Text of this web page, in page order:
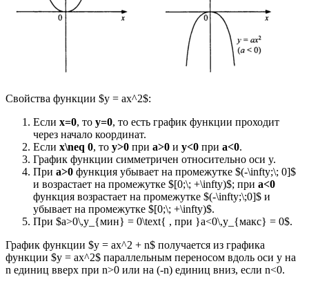
Свойства функции $y = ах^2$:
Если x=0, то y=0, то есть график функции проходит
через начало координат.
Если x\neq 0, то у>0 при а>0 и у<0 при а<0.
График функции симметричен относительно оси y.
При а>0 функция убывает на промежутке $(-\infty;\; 0]$
и возрастает на промежутке $[0;\; +\infty)$; при a<0
функция возрастает на промежутке $(-\infty;\;0]$ и
убывает на промежутке $[0;\; +\infty)$.
При $а>0\,y_{мин} = 0\text{ , при }а<0\,y_{макс} = 0$.
График функции $у = ах^2 + n$ получается из графика
функции $у = ах^2$ параллельным переносом вдоль оси y на
n единиц вверх при n>0 или на (-n) единиц вниз, если n<0.